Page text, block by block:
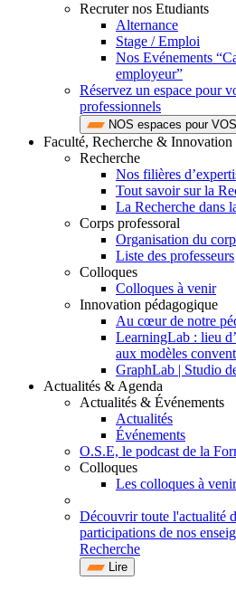
Recruter nos Etudiants
Alternance
Stage / Emploi
Nos Evénements
employeur”
Réservez un espace pour
professionnels
NOS espaces pour
Faculté, Recherche & Innovation
Recherche
Nos filières
Tout savoir sur la
La Recherche dans
Corps professoral
Organisation du
Liste des professeurs
Colloques
Colloques à venir
Innovation pédagogique
Au cœur de notre
LearningLab : lieu
aux modèles
GraphLab | Studio
Actualités & Agenda
Actualités & Événements
Actualités
Événements
O.S.E, le podcast de la
Colloques
Les colloques à venir
Découvrir toute l'actualité
participations de nos
Recherche
Lire